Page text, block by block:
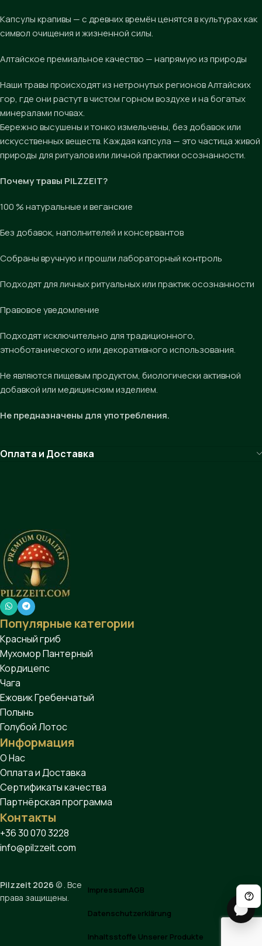
Капсулы крапивы — с древних времён ценятся в культурах как
символ очищения и жизненной силы.
Алтайское премиальное качество — напрямую из природы
Наши травы происходят из нетронутых регионов Алтайских
гор, где они растут в чистом горном воздухе и на богатых
минералами почвах.
Бережно высушены и тонко измельчены, без добавок или
искусственных веществ. Каждая капсула — это частица живой
природы для ритуалов или личной практики осознанности.
Почему травы PILZZEIT?
100 % натуральные и веганские
Без добавок, наполнителей и консервантов
Собраны вручную и прошли лабораторный контроль
Подходят для личных ритуальных или практик осознанности
Правовое уведомление
Подходят исключительно для традиционного,
этноботанического или декоративного использования.
Не являются пищевым продуктом, биологически активной
добавкой или медицинским изделием.
Не предназначены для употребления.
Оплата и Доставка
Популярные категории
Красный гриб
Мухомор Пантерный
Кордицепс
Чага
Ежовик Гребенчатый
Полынь
Голубой Лотос
Информация
О Нас
Оплата и Доставка
Сертификаты качества
Партнёрская программа
Контакты
+36 30 070 3228
info@pilzzeit.com
Pilzzeit 2026 © . Все
права защищены.
ImpressumAGB
Datenschutzerklärung
Inhaltsstoffe Unserer Produkte